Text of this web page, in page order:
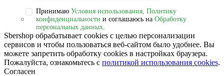
Принимаю Условия использования, Политику
конфиденциальности и соглашаюсь на Обработку
персональных данных.
Sbershop обрабатывает cookies с целью персонализации
сервисов и чтобы пользоваться веб-сайтом было удобнее. Вы
можете запретить обработку сookies в настройках браузера.
Пожалуйста, ознакомьтесь с политикой использования cookies.
Согласен